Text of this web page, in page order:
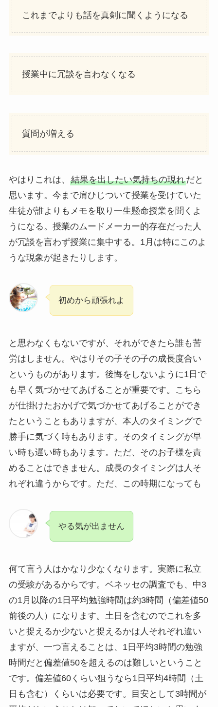
これまでよりも話を真剣に聞くようになる
授業中に冗談を言わなくなる
質問が増える
やはりこれは、 結果を出したい気持ちの現れだと
思います。今まで肩ひじついて授業を受けていた
生徒が誰よりもメモを取り一生懸命授業を聞くよ
うになる。授業のムードメーカー的存在だった人
が冗談を言わず授業に集中する。1月は特にこのよ
うな現象が起きたりします。
初めから頑張れよ
と思わなくもないですが、それができたら誰も苦
労はしません。やはりその子その子の成長度合い
というものがあります。後悔をしないように1日で
も早く気づかせてあげることが重要です。こちら
が仕掛けたおかげで気づかせてあげることができ
たということもありますが、本人のタイミングで
勝手に気づく時もあります。そのタイミングが早
い時も遅い時もあります。ただ、そのお子様を責
めることはできません。成長のタイミングは人そ
れぞれ違うからです。ただ、この時期になっても
やる気が出ません
何て言う人はかなり少なくなります。実際に私立
の受験があるからです。ベネッセの調査でも、中3
の1月以降の1日平均勉強時間は約3時間（偏差値50
前後の人）になります。土日を含むのでこれを多
いと捉えるか少ないと捉えるかは人それぞれ違い
ますが、一つ言えることは、1日平均3時間の勉強
時間だと偏差値50を超えるのは難しいということ
です。偏差値60くらい狙うなら1日平均4時間（土
日も含む）くらいは必要です。目安として3時間が